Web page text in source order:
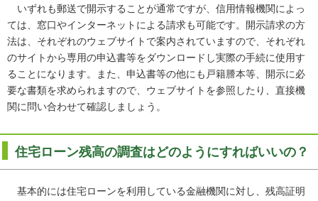
いずれも郵送で開示することが通常ですが、信用情報機関によっ
ては、窓口やインターネットによる請求も可能です。開示請求の方
法は、それぞれのウェブサイトで案内されていますので、それぞれ
のサイトから専用の申込書等をダウンロードし実際の手続に使用す
ることになります。また、申込書等の他にも戸籍謄本等、開示に必
要な書類を求められますので、ウェブサイトを参照したり、直接機
関に問い合わせて確認しましょう。
住宅ローン残高の調査はどのようにすればいいの？
基本的には住宅ローンを利用している金融機関に対し、残高証明